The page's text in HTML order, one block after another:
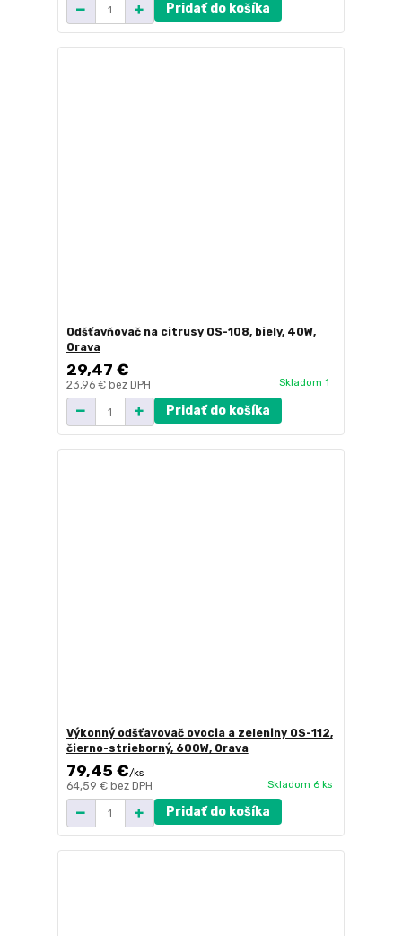
Pridať do košíka
Odšťavňovač na citrusy OS-108, biely, 40W,
Orava
29,47 €
23,96 € bez DPH Skladom 1
Pridať do košíka
Výkonný odšťavovač ovocia a zeleniny OS-112,
čierno-strieborný, 600W, Orava
79,45 €/ks
64,59 € bez DPH Skladom 6 ks
Pridať do košíka